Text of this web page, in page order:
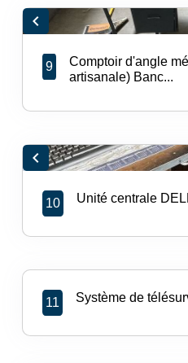
chevron_left
9
Comptoir d'angle
artisanale) Banc...
chevron_left
10 Unité centrale
11 Système de